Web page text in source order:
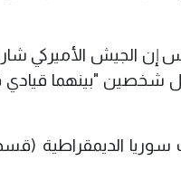
شخصين "بينهما
الديمقراطية (قسد)